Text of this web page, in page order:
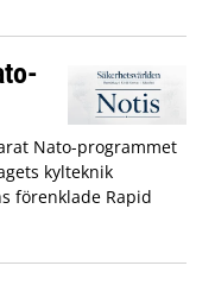
Nato-programmet
kylteknik
förenklade Rapid